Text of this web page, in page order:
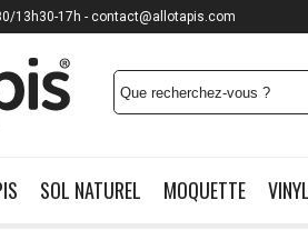
SOL NATUREL MOQUETTE
13h30-17h - contact@allotapis.comPayez jusqu'à